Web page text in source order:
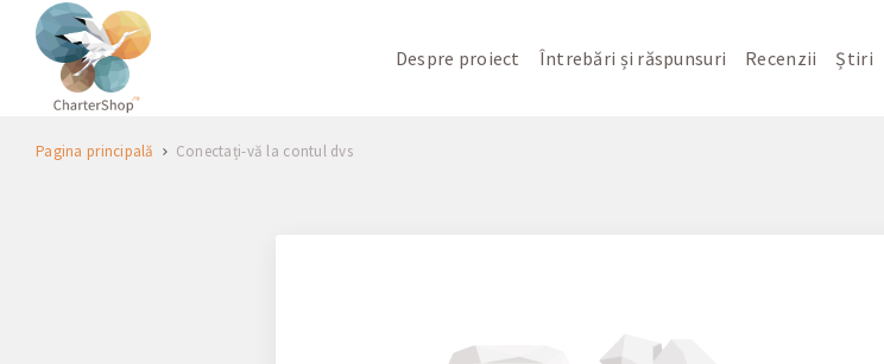
Despre proiect Întrebări și răspunsuri Recenzii Știri
Pagina principală Conectați-vă la contul dvs